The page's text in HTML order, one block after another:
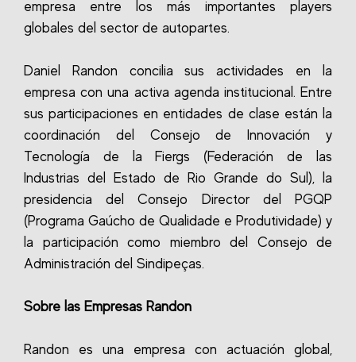
empresa entre los más importantes players
globales del sector de autopartes.
Daniel Randon concilia sus actividades en la
empresa con una activa agenda institucional. Entre
sus participaciones en entidades de clase están la
coordinación del Consejo de Innovación y
Tecnología de la Fiergs (Federación de las
Industrias del Estado de Rio Grande do Sul), la
presidencia del Consejo Director del PGQP
(Programa Gaúcho de Qualidade e Produtividade) y
la participación como miembro del Consejo de
Administración del Sindipeças.
Sobre las Empresas Randon
Randon es una empresa con actuación global,